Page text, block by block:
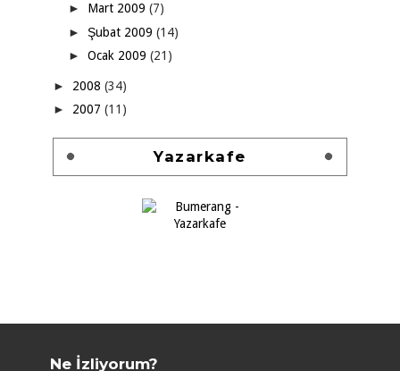
► Mart 2009 (7)
► Şubat 2009 (14)
► Ocak 2009 (21)
► 2008 (34)
► 2007 (11)
Yazarkafe
Ne İzliyorum?